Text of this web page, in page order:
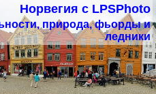
Норвегия с LPSPhoto
природа, фьорды и
ледники